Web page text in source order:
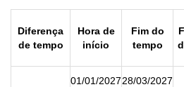
Diferença
de tempo
Hora de
início
Fim do
tempo
01/01/202728/03/2027